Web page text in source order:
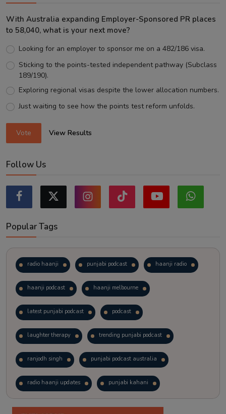
With Australia expanding Employer-Sponsored PR places
to 58,040, what is your next move?
Looking for an employer to sponsor me on a 482/186 visa.
Sticking to the points-tested independent pathway (Subclass
189/190).
Exploring regional visas despite the lower allocation numbers.
Just waiting to see how the points test reform unfolds.
Vote View Results
Follow Us
Popular Tags
radio haanji punjabi podcast haanji radio
haanji podcast haanji melbourne
latest punjabi podcast podcast
laughter therapy trending punjabi podcast
ranjodh singh punjabi podcast australia
radio haanji updates punjabi kahani
kitaab kahani punjabi story